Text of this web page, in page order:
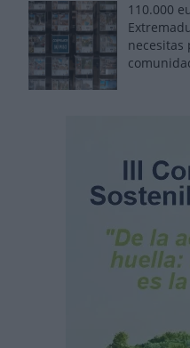
110.000
necesitas